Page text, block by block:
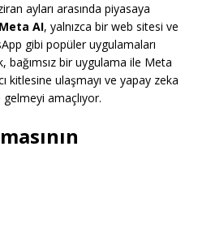
ayları arasında piyasaya
Meta AI, yalnızca bir web sitesi ve
gibi popüler uygulamaları
bağımsız bir uygulama ile Meta
kitlesine ulaşmayı ve yapay zeka
amaçlıyor.